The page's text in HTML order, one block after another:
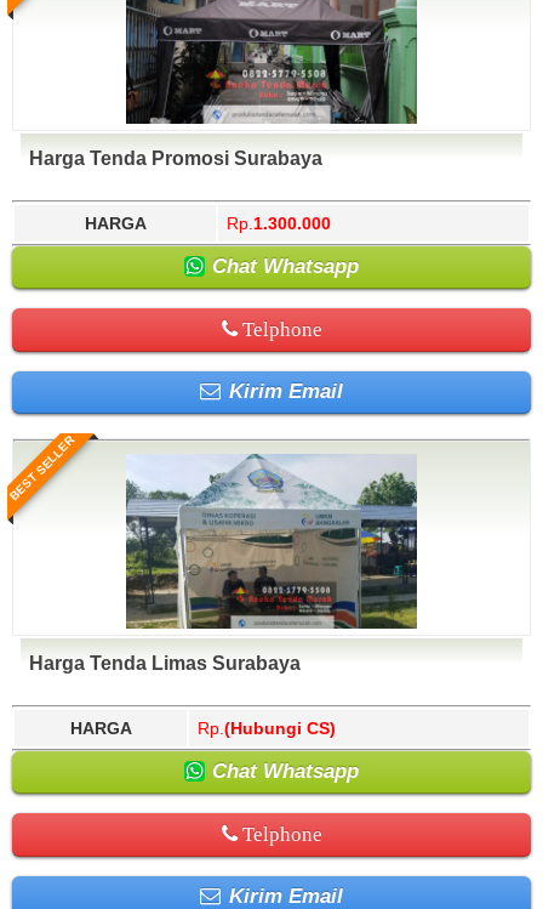
Harga Tenda Promosi Surabaya
HARGA Rp. 1.300.000
Chat Whatsapp
Telphone
Kirim Email
BEST SELLER
Harga Tenda Limas Surabaya
HARGA Rp. (Hubungi CS)
Chat Whatsapp
Telphone
Kirim Email